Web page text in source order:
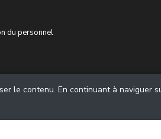
du personnel
le contenu. En continuant à naviguer